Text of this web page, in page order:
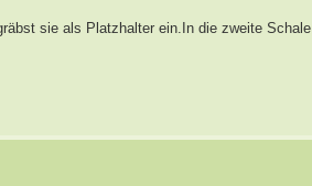
sie als Platzhalter ein.In die zweite Schale